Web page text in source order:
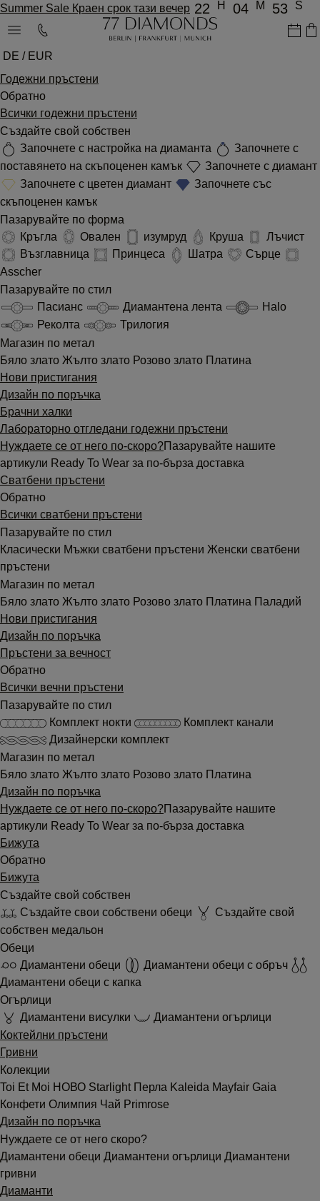
Summer Sale Краен срок тази вечер 22 H 04 M 53 S
DE / EUR
Годежни пръстени
Обратно
Всички годежни пръстени
Създайте свой собствен
Започнете с настройка на диаманта
Започнете с
поставянето на скъпоценен камък
Започнете с диамант
Започнете с цветен диамант
Започнете със
скъпоценен камък
Пазарувайте по форма
Кръгла
Овален изумруд Круша
Лъчист
Възглавница
Принцеса Шатра
Сърце
Asscher
Пазарувайте по стил
Пасианс
Диамантена лента
Halo
Реколта
Трилогия
Магазин по метал
Бяло злато Жълто злато Розово злато Платина
Нови пристигания
Дизайн по поръчка
Брачни халки
Лабораторно отгледани годежни пръстени
Нуждаете се от него по-скоро?Пазарувайте нашите
артикули Ready To Wear за по-бърза доставка
Сватбени пръстени
Обратно
Всички сватбени пръстени
Пазарувайте по стил
Класически Мъжки сватбени пръстени Женски сватбени
пръстени
Магазин по метал
Бяло злато Жълто злато Розово злато Платина Паладий
Нови пристигания
Дизайн по поръчка
Пръстени за вечност
Обратно
Всички вечни пръстени
Пазарувайте по стил
Комплект нокти
Комплект канали
Дизайнерски комплект
Магазин по метал
Бяло злато Жълто злато Розово злато Платина
Дизайн по поръчка
Нуждаете се от него по-скоро?Пазарувайте нашите
артикули Ready To Wear за по-бърза доставка
Бижута
Обратно
Бижута
Създайте свой собствен
Създайте свои собствени обеци
Създайте свой
собствен медальон
Обеци
Диамантени обеци
Диамантени обеци с обръч
Диамантени обеци с капка
Огърлици
Диамантени висулки
Диамантени огърлици
Коктейлни пръстени
Гривни
Колекции
Toi Et Moi НОВО Starlight Перла Kaleida Mayfair Gaia
Конфети Олимпия Чай Primrose
Дизайн по поръчка
Нуждаете се от него скоро?
Диамантени обеци Диамантени огърлици Диамантени
гривни
Диаманти